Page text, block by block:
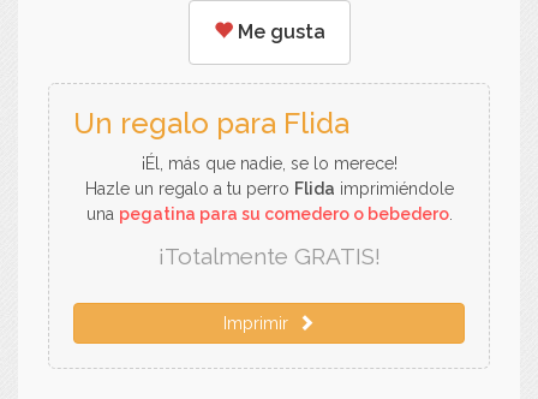
Me gusta
Un regalo para Flida
¡Él, más que nadie, se lo merece!
Hazle un regalo a tu perro Flida imprimiéndole
una pegatina para su comedero o bebedero.
¡Totalmente GRATIS!
Imprimir